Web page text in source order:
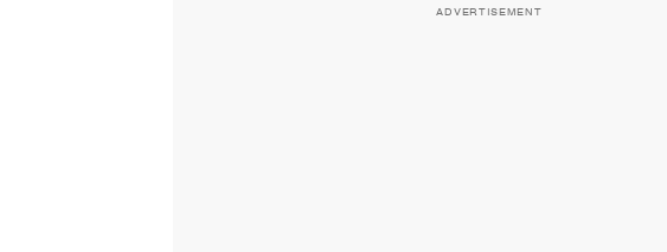
ADVERTISEMENT